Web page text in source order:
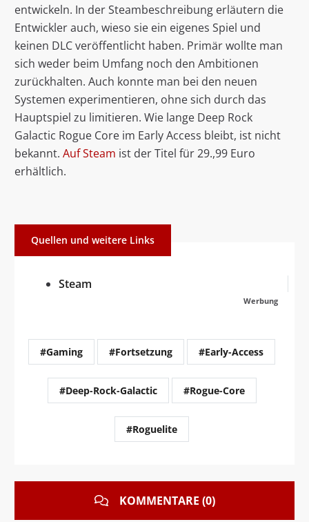
entwickeln. In der Steambeschreibung erläutern die
Entwickler auch, wieso sie ein eigenes Spiel und
keinen DLC veröffentlicht haben. Primär wollte man
sich weder beim Umfang noch den Ambitionen
zurückhalten. Auch konnte man bei den neuen
Systemen experimentieren, ohne sich durch das
Hauptspiel zu limitieren. Wie lange Deep Rock
Galactic Rogue Core im Early Access bleibt, ist nicht
bekannt. Auf Steam ist der Titel für 29.,99 Euro
erhältlich.
Quellen und weitere Links
Steam
Werbung
#Gaming #Fortsetzung #Early-Access
#Deep-Rock-Galactic #Rogue-Core
#Roguelite
KOMMENTARE (0)